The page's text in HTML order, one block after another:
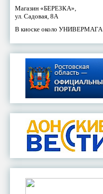
Магазин «БЕРЕЗКА»,
ул. Садовая, 8А
В киоске около УНИВЕРМАГА